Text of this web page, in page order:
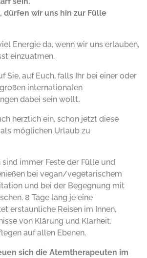
dürfen wir uns hin zur Fülle
Energie da, wenn wir uns erlauben,
einzuatmen.
Sie, auf Euch, falls Ihr bei einer oder
internationalen
dabei sein wollt.
herzlich ein, schon jetzt diese
möglichen Urlaub zu
immer Feste der Fülle und
bei vegan/vegetarischem
und bei der Begegnung mit
8 Tage lang je eine
erstaunliche Reisen im Innen,
von Klärung und Klarheit.
auf allen Ebenen.
sich die Atemtherapeuten im